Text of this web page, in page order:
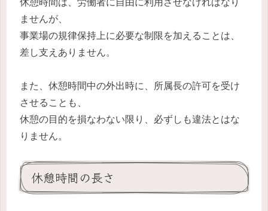
休憩時間は、労働者に自由に利用させなければなり
ませんが、
事業場の規律保持上に必要な制限を加えることは、
差し支えありません。
また、休憩時間中の外出時に、所属長の許可を受け
させることも、
休憩の目的を損なわない限り、必ずしも違法とはな
りません。
休憩時間の長さ